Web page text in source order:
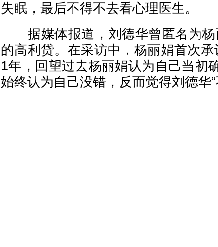
失眠，最后不得不去看心理医生。
据媒体报道，刘德华曾匿名为杨
的高利贷。在采访中，杨丽娟首次
1年，回望过去杨丽娟认为自己当初
始终认为自己没错，反而觉得刘德华